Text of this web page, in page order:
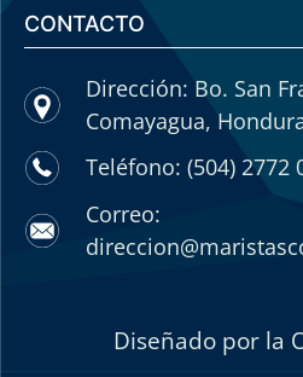
CONTACTO
Dirección: Bo. San
Comayagua,
Teléfono: (504) 2772
Correo:
Diseñado por la